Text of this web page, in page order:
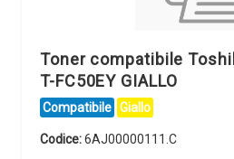
Toner compatibile
T-FC50EY GIALLO
Compatibile Giallo
Codice:6AJ00000111.C